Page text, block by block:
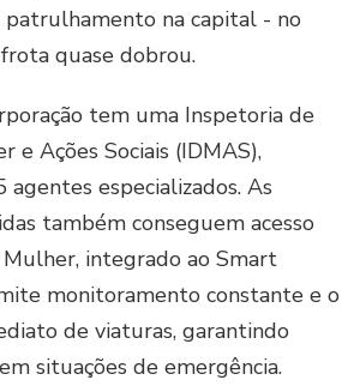
patrulhamento na capital - no
quase dobrou.
tem uma Inspetoria de
e Ações Sociais (IDMAS),
especializados. As
também conseguem acesso
integrado ao Smart
monitoramento constante e o
de viaturas, garantindo
situações de emergência.